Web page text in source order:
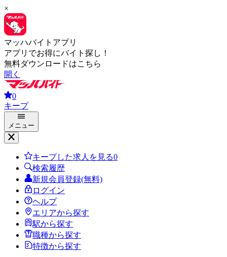
×
マッハバイトアプリ
アプリでお得にバイト探し！
無料ダウンロードはこちら
開く
0
キープ
メニュー
キープした求人を見る0
検索履歴
新規会員登録(無料)
ログイン
ヘルプ
エリアから探す
駅から探す
職種から探す
特徴から探す